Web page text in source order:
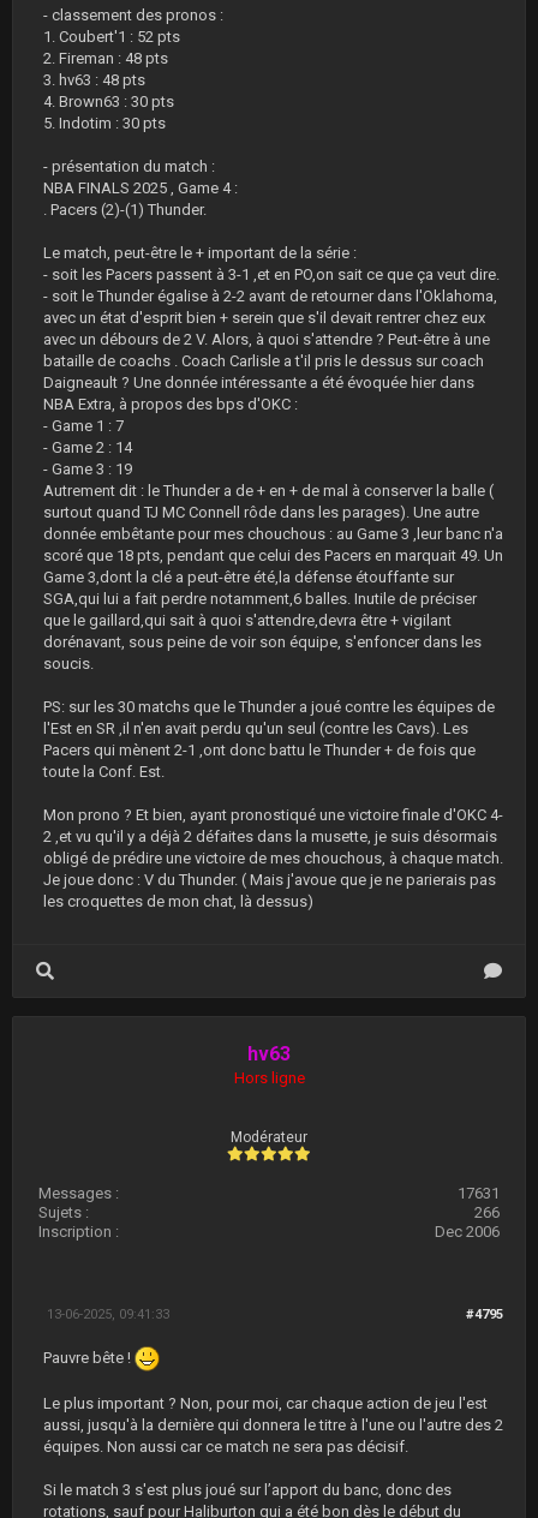
- classement des pronos :
1. Coubert'1 : 52 pts
2. Fireman : 48 pts
3. hv63 : 48 pts
4. Brown63 : 30 pts
5. Indotim : 30 pts
- présentation du match :
NBA FINALS 2025 , Game 4 :
. Pacers (2)-(1) Thunder.
Le match, peut-être le + important de la série :
- soit les Pacers passent à 3-1 ,et en PO,on sait ce que ça veut dire.
- soit le Thunder égalise à 2-2 avant de retourner dans l'Oklahoma,
avec un état d'esprit bien + serein que s'il devait rentrer chez eux
avec un débours de 2 V. Alors, à quoi s'attendre ? Peut-être à une
bataille de coachs . Coach Carlisle a t'il pris le dessus sur coach
Daigneault ? Une donnée intéressante a été évoquée hier dans
NBA Extra, à propos des bps d'OKC :
- Game 1 : 7
- Game 2 : 14
- Game 3 : 19
Autrement dit : le Thunder a de + en + de mal à conserver la balle (
surtout quand TJ MC Connell rôde dans les parages). Une autre
donnée embêtante pour mes chouchous : au Game 3 ,leur banc n'a
scoré que 18 pts, pendant que celui des Pacers en marquait 49. Un
Game 3,dont la clé a peut-être été,la défense étouffante sur
SGA,qui lui a fait perdre notamment,6 balles. Inutile de préciser
que le gaillard,qui sait à quoi s'attendre,devra être + vigilant
dorénavant, sous peine de voir son équipe, s'enfoncer dans les
soucis.
PS: sur les 30 matchs que le Thunder a joué contre les équipes de
l'Est en SR ,il n'en avait perdu qu'un seul (contre les Cavs). Les
Pacers qui mènent 2-1 ,ont donc battu le Thunder + de fois que
toute la Conf. Est.
Mon prono ? Et bien, ayant pronostiqué une victoire finale d'OKC 4-
2 ,et vu qu'il y a déjà 2 défaites dans la musette, je suis désormais
obligé de prédire une victoire de mes chouchous, à chaque match.
Je joue donc : V du Thunder. ( Mais j'avoue que je ne parierais pas
les croquettes de mon chat, là dessus)
hv63
Hors ligne
Modérateur
Messages :
17631
Sujets :
266
Inscription :
Dec 2006
#4795
13-06-2025, 09:41:33
Pauvre bête !
Le plus important ? Non, pour moi, car chaque action de jeu l'est
aussi, jusqu'à la dernière qui donnera le titre à l'une ou l'autre des 2
équipes. Non aussi car ce match ne sera pas décisif.
Si le match 3 s'est plus joué sur l’apport du banc, donc des
rotations, sauf pour Haliburton qui a été bon dès le début du